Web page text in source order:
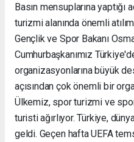
Basın mensuplarına yaptığı
turizmi alanında önemli
Gençlik ve Spor Bakanı
Cumhurbaşkanımız
organizasyonlarına büyük
açısından çok önemli bir
Ülkemiz, spor turizmi ve
turisti ağırlıyor. Türkiye,
geldi. Geçen hafta UEFA